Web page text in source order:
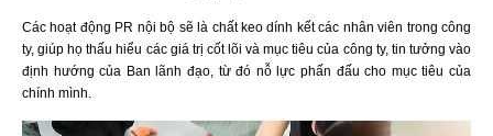
Các hoạt động PR nội bộ sẽ là chất keo dính kết các nhân viên trong công
ty, giúp họ thấu hiểu các giá trị cốt lõi và mục tiêu của công ty, tin tưởng vào
định hướng của Ban lãnh đạo, từ đó nỗ lực phấn đấu cho mục tiêu của
chính mình.